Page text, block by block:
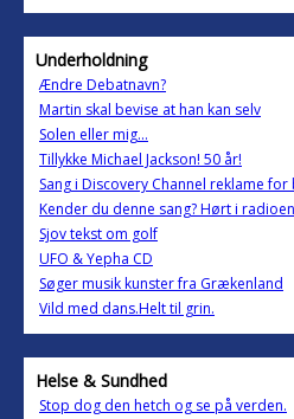
Underholdning
Ændre Debatnavn?
Martin skal bevise at han kan selv
Solen eller mig...
Tillykke Michael Jackson! 50 år!
Sang i Discovery Channel reklame
Kender du denne sang? Hørt i radioen
Sjov tekst om golf
UFO & Yepha CD
Søger musik kunster fra Grækenland
Vild med dans.Helt til grin.
Helse & Sundhed
Stop dog den hetch og se på verden.